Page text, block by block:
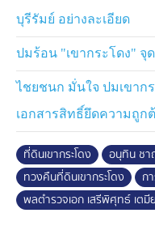
รัฐมนตรี บอกว่า เป็นสิท
ดำเนินการได้กระบวน
ที่ดินเขากระโดง ขณะนี้
ดำเนินการฟ้องร้องกับผู้
กระบวนการยุติธรรม
บุรีรัมย์ อย่างละเอียด
ปมร้อน "เขากระโดง" จุ
ไชยชนก มั่นใจ ปมเขาก
เอกสารสิทธิ์ยึดความถูก
ที่ดินเขากระโดง อนุทิน ช
ทวงคืนที่ดินเขากระโดง
ก
พลตำรวจเอก เสรีพิศุทธ์ เตมี